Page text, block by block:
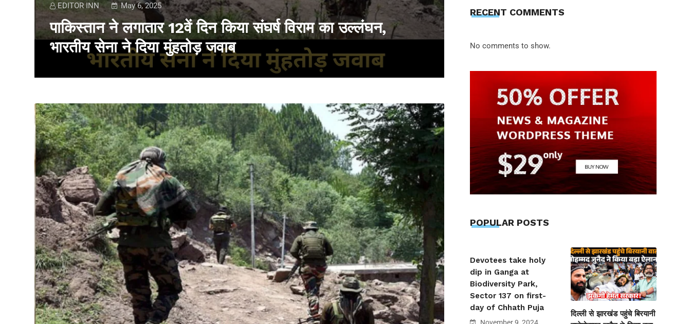
EDITOR INN May 6, 2025
पाकिस्तान ने लगातार 12वें दिन किया संघर्ष विराम का उल्लंघन,
भारतीय सेना ने दिया मुंहतोड़ जवाब
भारतीय सेना ने दिया मुंहतोड़ जवाब
RECENT COMMENTS
No comments to show.
POPULAR POSTS
Devotees take holy
dip in Ganga at
Biodiversity Park,
Sector 137 on first-
day of Chhath Puja
November 9, 2024
दिल्ली से झारखंड पहुंचे बिरयानी